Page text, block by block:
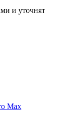
и уточнят
Max